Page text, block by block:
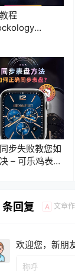
程
步失败教您如
– 可乐鸡表盘
回复 A 文章
欢迎您，新朋